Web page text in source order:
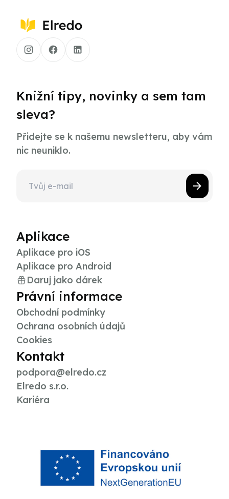
Knižní tipy, novinky a sem tam
sleva?
Přidejte se k našemu newsletteru, aby vám
nic neuniklo.
Aplikace
Aplikace pro iOS
Aplikace pro Android
Daruj jako dárek
Právní informace
Obchodní podmínky
Ochrana osobních údajů
Cookies
Kontakt
podpora@elredo.cz
Elredo s.r.o.
Kariéra